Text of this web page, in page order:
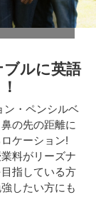
ルに英語
ン・ペンシルベ
の先の距離に
ケーション!
料がリーズナ
指している方
したい方にも